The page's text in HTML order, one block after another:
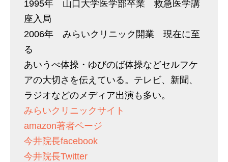
1995年 山口大学医学部卒業 救急医学講
座入局
2006年 みらいクリニック開業 現在に至
る
あいうべ体操・ゆびのば体操などセルフケ
アの大切さを伝えている。テレビ、新聞、
ラジオなどのメディア出演も多い。
みらいクリニックサイト
amazon著者ページ
今井院長facebook
今井院長Twitter